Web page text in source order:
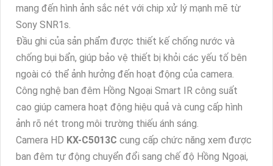
mang đến hình ảnh sắc nét với chip xử lý mạnh mẽ từ
Sony SNR1s.
Đầu ghi của sản phẩm được thiết kế chống nước và
chống bụi bẩn, giúp bảo vệ thiết bị khỏi các yếu tố bên
ngoài có thể ảnh hưởng đến hoạt động của camera.
Công nghệ ban đêm Hồng Ngoại Smart IR công suất
cao giúp camera hoạt động hiệu quả và cung cấp hình
ảnh rõ nét trong môi trường thiếu ánh sáng.
Camera HD KX-C5013C cung cấp chức năng xem được
ban đêm tự động chuyển đổi sang chế độ Hồng Ngoại,